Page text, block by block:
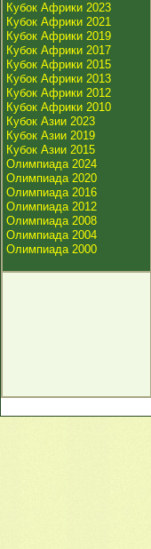
Кубок Африки 2023
Кубок Африки 2021
Кубок Африки 2019
Кубок Африки 2017
Кубок Африки 2015
Кубок Африки 2013
Кубок Африки 2012
Кубок Африки 2010
Кубок Азии 2023
Кубок Азии 2019
Кубок Азии 2015
Олимпиада 2024
Олимпиада 2020
Олимпиада 2016
Олимпиада 2012
Олимпиада 2008
Олимпиада 2004
Олимпиада 2000